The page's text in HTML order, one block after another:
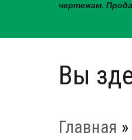
чертежам.
Вы
Главная »